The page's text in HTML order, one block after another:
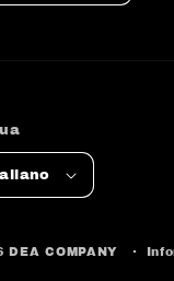
DEA COMPANY